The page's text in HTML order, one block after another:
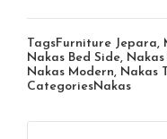
TagsFurniture Jepara,
Nakas Bed Side,
Nakas Modern, Nakas
CategoriesNakas